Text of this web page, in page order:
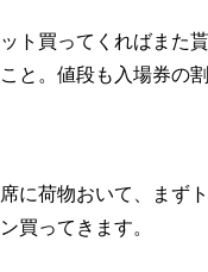
ト買ってくればまた
と。値段も入場券の
に荷物おいて、まずト
買ってきます。